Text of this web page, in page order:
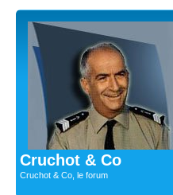
Cruchot & Co
Cruchot & Co, le forum